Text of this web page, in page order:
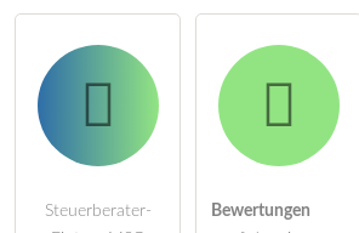
Steuerberater-
Bewertungen